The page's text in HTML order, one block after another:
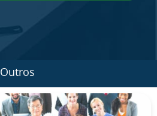
Outros